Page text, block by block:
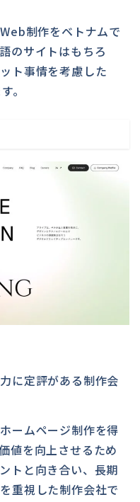
制作をベトナムで
のサイトはもちろ
ト事情を考慮した
。
に定評がある制作会
ームページ制作を得
値を向上させるため
トと向き合い、長期
重視した制作会社で